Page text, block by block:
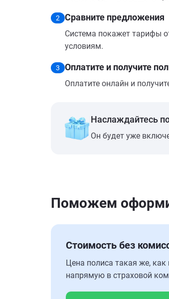
2 Сравните предложения
Система покажет тарифы
условиям.
3 Оплатите и получите
Оплатите онлайн и
Наслаждайтесь
Он будет уже
Поможем
Стоимость без
Цена полиса такая же,
напрямую в страховой